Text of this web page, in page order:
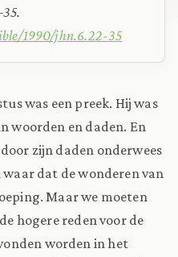
1990/jhn.6.22-35
was een preek. Hij was
woorden en daden. En
zijn daden onderwees
dat de wonderen van
Maar we moeten
hogere reden voor de
worden in het